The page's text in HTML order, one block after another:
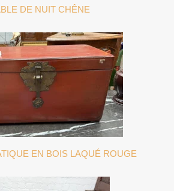
DE NUIT CHÊNE
EN BOIS LAQUÉ ROUGE